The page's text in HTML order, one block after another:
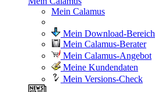
Mein Calamus
Mein Download-Bereich
Mein Calamus-Berater
Mein Calamus-Angebot
Meine Kundendaten
Mein Versions-Check